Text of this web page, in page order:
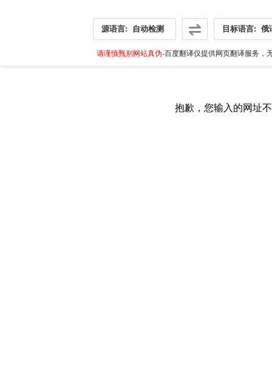
源语言: 自动检测 目标语言: 俄
请谨慎甄别网站真伪-百度翻译仅提供网页翻译服务，